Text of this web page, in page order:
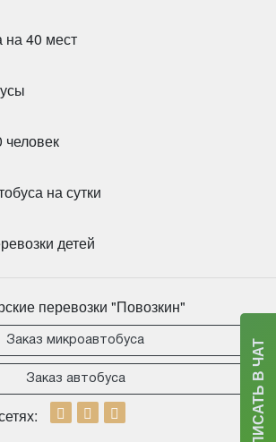
на 40 мест
человек
на сутки
детей
перевозки "Повозкин"
Заказ микроавтобуса
Заказ автобуса НАПИСАТЬ В ЧАТ